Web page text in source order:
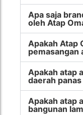
Apa saja
oleh Atap
Apakah Atap
pemasangan
Apakah atap
daerah
Apakah atap
bangunan